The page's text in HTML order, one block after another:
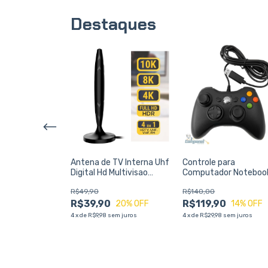
Destaques
Antena de TV Interna Uhf
Digital Hd Multivisao
R$39,90
R$49,90
20% OFF
4xde R$9,98 sem juros
Controle para
Computador
360 Preto
R$119,90
R$140,00
14% OFF
4xde R$29,98 sem juros